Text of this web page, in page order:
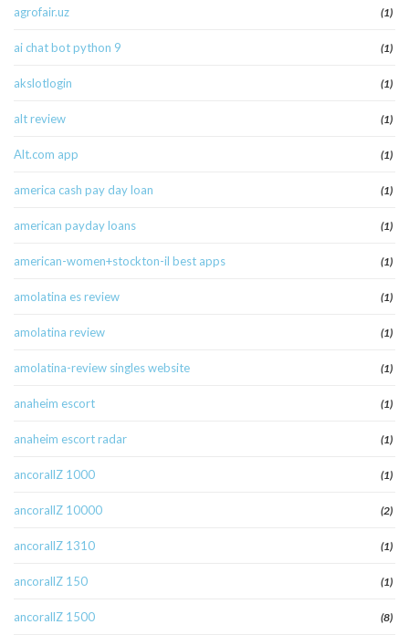
agrofair.uz (1)
ai chat bot python 9 (1)
akslotlogin (1)
alt review (1)
Alt.com app (1)
america cash pay day loan (1)
american payday loans (1)
american-women+stockton-il best apps (1)
amolatina es review (1)
amolatina review (1)
amolatina-review singles website (1)
anaheim escort (1)
anaheim escort radar (1)
ancorallZ 1000 (1)
ancorallZ 10000 (2)
ancorallZ 1310 (1)
ancorallZ 150 (1)
ancorallZ 1500 (8)